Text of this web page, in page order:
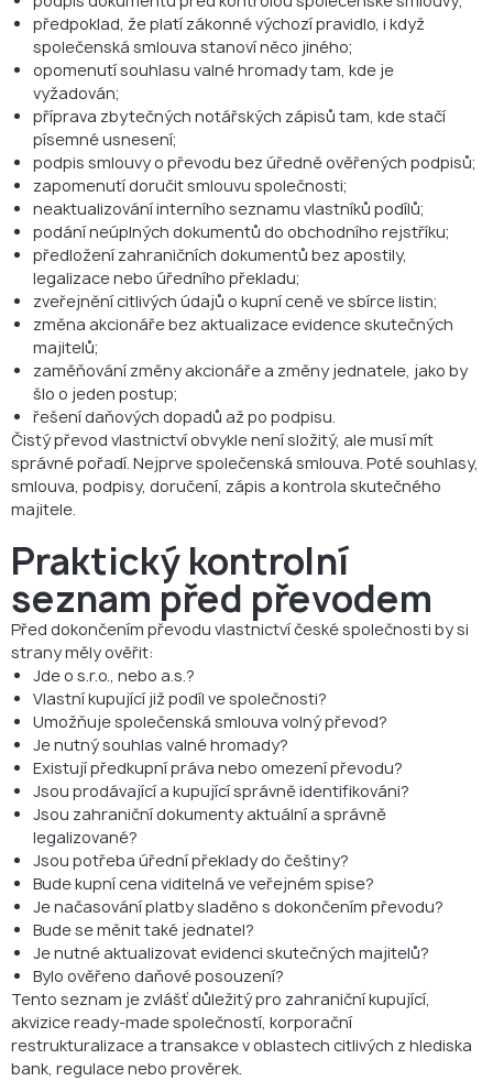
předpoklad, že platí zákonné výchozí pravidlo, i když
společenská smlouva stanoví něco jiného;
opomenutí souhlasu valné hromady tam, kde je
vyžadován;
příprava zbytečných notářských zápisů tam, kde stačí
písemné usnesení;
podpis smlouvy o převodu bez úředně ověřených podpisů;
zapomenutí doručit smlouvu společnosti;
neaktualizování interního seznamu vlastníků podílů;
podání neúplných dokumentů do obchodního rejstříku;
předložení zahraničních dokumentů bez apostily,
legalizace nebo úředního překladu;
zveřejnění citlivých údajů o kupní ceně ve sbírce listin;
změna akcionáře bez aktualizace evidence skutečných
majitelů;
zaměňování změny akcionáře a změny jednatele, jako by
šlo o jeden postup;
řešení daňových dopadů až po podpisu.
Čistý převod vlastnictví obvykle není složitý, ale musí mít
správné pořadí. Nejprve společenská smlouva. Poté souhlasy,
smlouva, podpisy, doručení, zápis a kontrola skutečného
majitele.
Praktický kontrolní
seznam před převodem
Před dokončením převodu vlastnictví české společnosti by si
strany měly ověřit:
Jde o s.r.o., nebo a.s.?
Vlastní kupující již podíl ve společnosti?
Umožňuje společenská smlouva volný převod?
Je nutný souhlas valné hromady?
Existují předkupní práva nebo omezení převodu?
Jsou prodávající a kupující správně identifikováni?
Jsou zahraniční dokumenty aktuální a správně
legalizované?
Jsou potřeba úřední překlady do češtiny?
Bude kupní cena viditelná ve veřejném spise?
Je načasování platby sladěno s dokončením převodu?
Bude se měnit také jednatel?
Je nutné aktualizovat evidenci skutečných majitelů?
Bylo ověřeno daňové posouzení?
Tento seznam je zvlášť důležitý pro zahraniční kupující,
akvizice ready-made společností, korporační
restrukturalizace a transakce v oblastech citlivých z hlediska
bank, regulace nebo prověrek.